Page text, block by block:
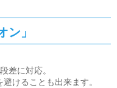
ン」
差に対応。
けることも出来ます。